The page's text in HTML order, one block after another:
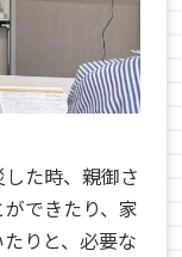
た時、親御さ
できたり、家
りと、必要な